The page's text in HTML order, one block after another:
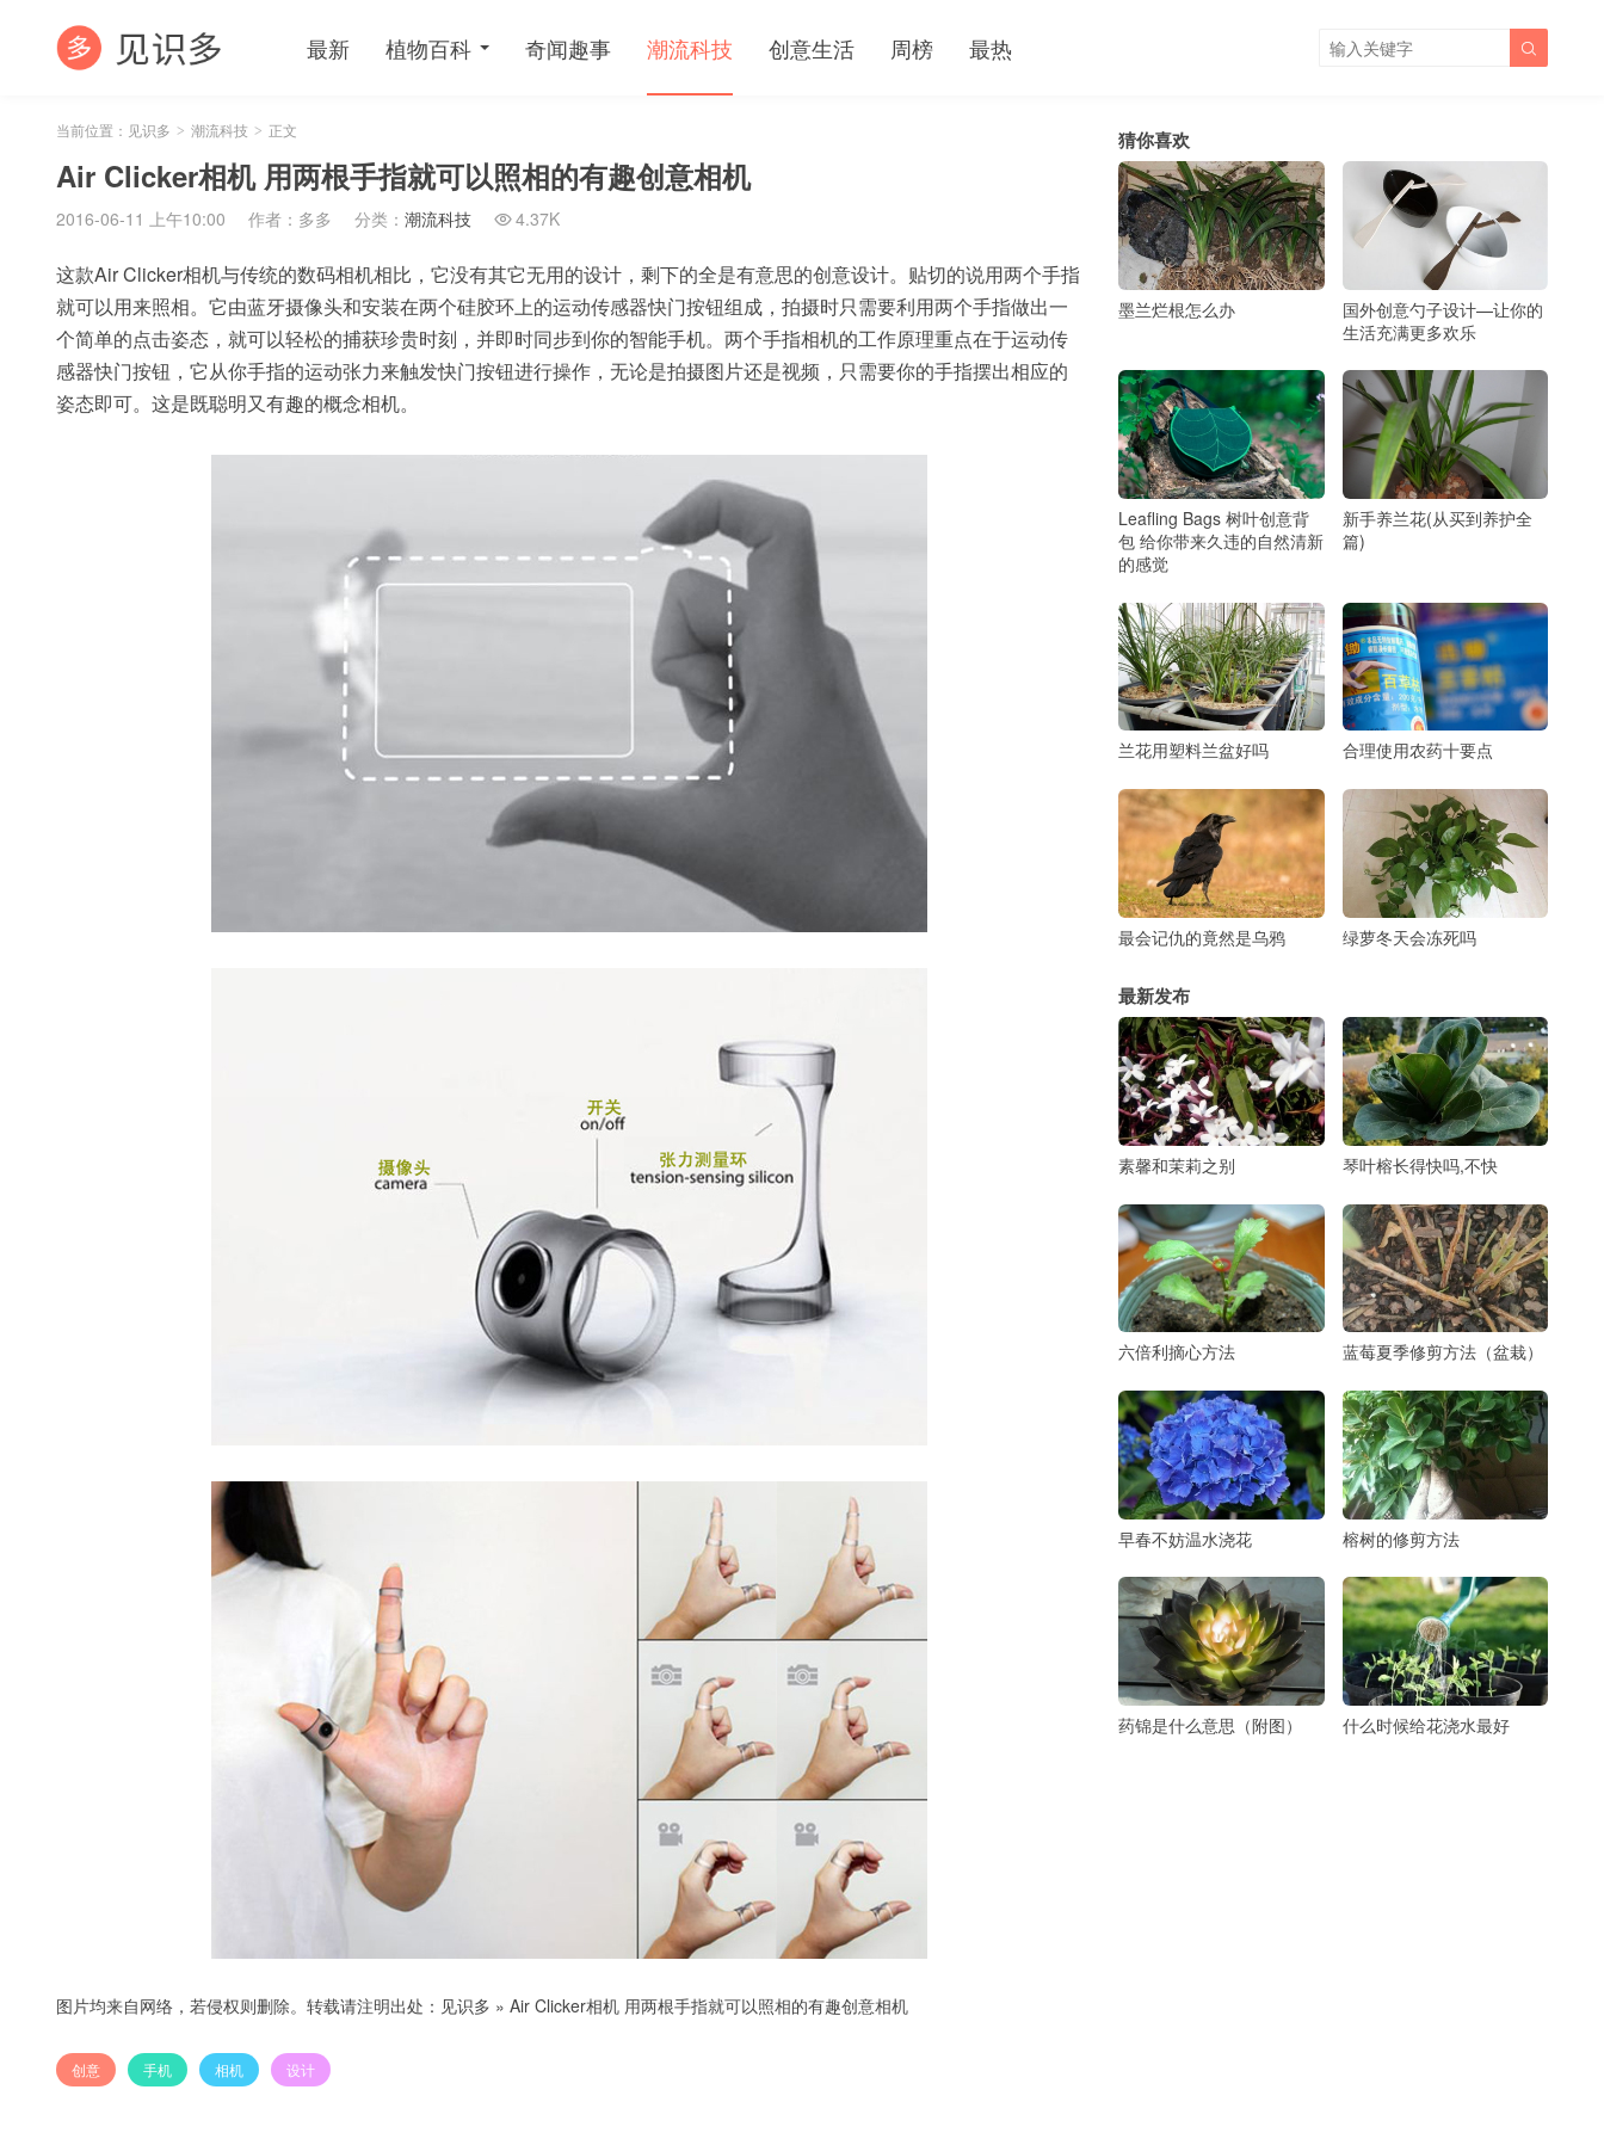
最新 植物百科 奇闻趣事 潮流科技 创意生活 周榜 最热 
当前位置： 见识多 > 潮流科技 > 正文
Air Clicker相机 用两根手指就可以照相的有趣创意相机
2016-06-11 上午10:00 作者：多多 分类： 潮流科技  4.37K
这款Air Clicker相机与传统的数码相机相比，它没有其它无用的设计，剩下的全是有意思的创意设计。贴切的说用两个手指
就可以用来照相。它由蓝牙摄像头和安装在两个硅胶环上的运动传感器快门按钮组成，拍摄时只需要利用两个手指做出一
个简单的点击姿态，就可以轻松的捕获珍贵时刻，并即时同步到你的智能手机。两个手指相机的工作原理重点在于运动传
感器快门按钮，它从你手指的运动张力来触发快门按钮进行操作，无论是拍摄图片还是视频，只需要你的手指摆出相应的
姿态即可。这是既聪明又有趣的概念相机。
图片均来自网络，若侵权则删除。转载请注明出处： 见识多 » Air Clicker相机 用两根手指就可以照相的有趣创意相机
创意 手机 相机 设计
猜你喜欢
墨兰烂根怎么办
国外创意勺子设计—让你的
生活充满更多欢乐
Leafling Bags 树叶创意背
包 给你带来久违的自然清新
的感觉
新手养兰花(从买到养护全
篇)
兰花用塑料兰盆好吗 合理使用农药十要点
最会记仇的竟然是乌鸦 绿萝冬天会冻死吗
最新发布
素馨和茉莉之别 琴叶榕长得快吗,不快
六倍利摘心方法 蓝莓夏季修剪方法（盆栽）
早春不妨温水浇花 榕树的修剪方法
药锦是什么意思（附图） 什么时候给花浇水最好